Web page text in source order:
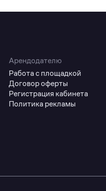
Арендодателю
Работа с площадкой
Договор оферты
Регистрация кабинета
Политика рекламы